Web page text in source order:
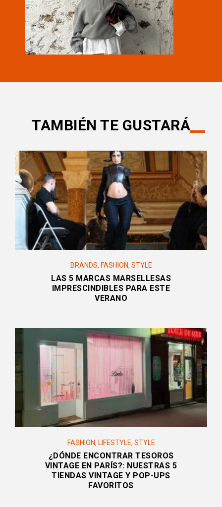
TAMBIÉN TE GUSTARÁ
BRANDS, FASHION, STYLE
LAS 5 MARCAS MARSELLESAS
IMPRESCINDIBLES PARA ESTE
VERANO
FASHION, LIFESTYLE, STYLE
¿DÓNDE ENCONTRAR TESOROS
VINTAGE EN PARÍS?: NUESTRAS 5
TIENDAS VINTAGE Y POP-UPS
FAVORITOS